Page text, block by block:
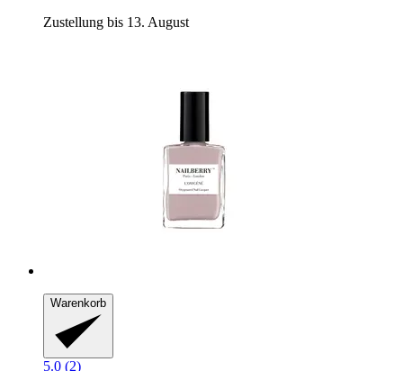
Zustellung bis 13. August
Warenkorb
5.0 (2)